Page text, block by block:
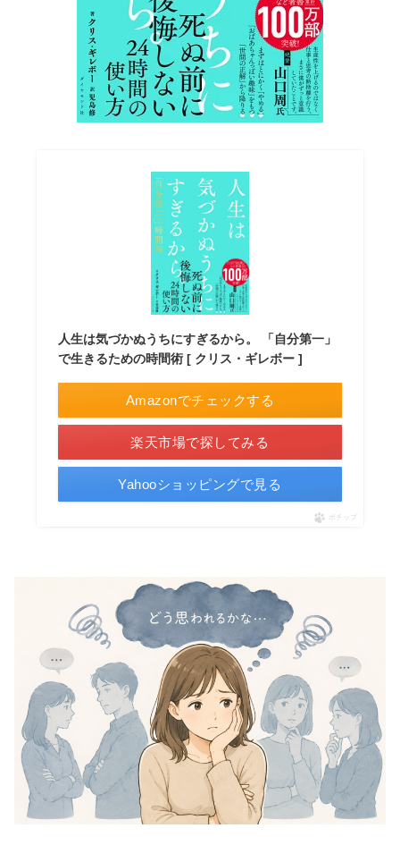
人生は気づかぬうちにすぎるから。 「自分第一」
で生きるための時間術 [ クリス・ギレボー ]
Amazonでチェックする
楽天市場で探してみる
Yahooショッピングで見る
ポチップ